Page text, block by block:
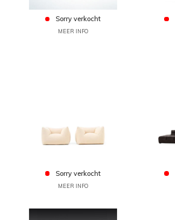
Sorry verkocht
MEER INFO
Sorry verkocht
MEER INFO